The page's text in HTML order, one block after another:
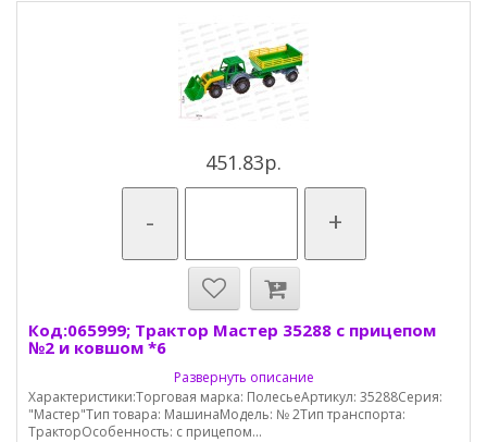
451.83р.
- +
Код:065999; Трактор Мастер 35288 с прицепом
№2 и ковшом *6
Развернуть описание
Характеристики:Торговая марка: ПолесьеАртикул: 35288Серия:
"Мастер"Тип товара: МашинаМодель: № 2Тип транспорта:
ТракторОсобенность: с прицепом...